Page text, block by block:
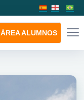
ÁREAALUMNOS